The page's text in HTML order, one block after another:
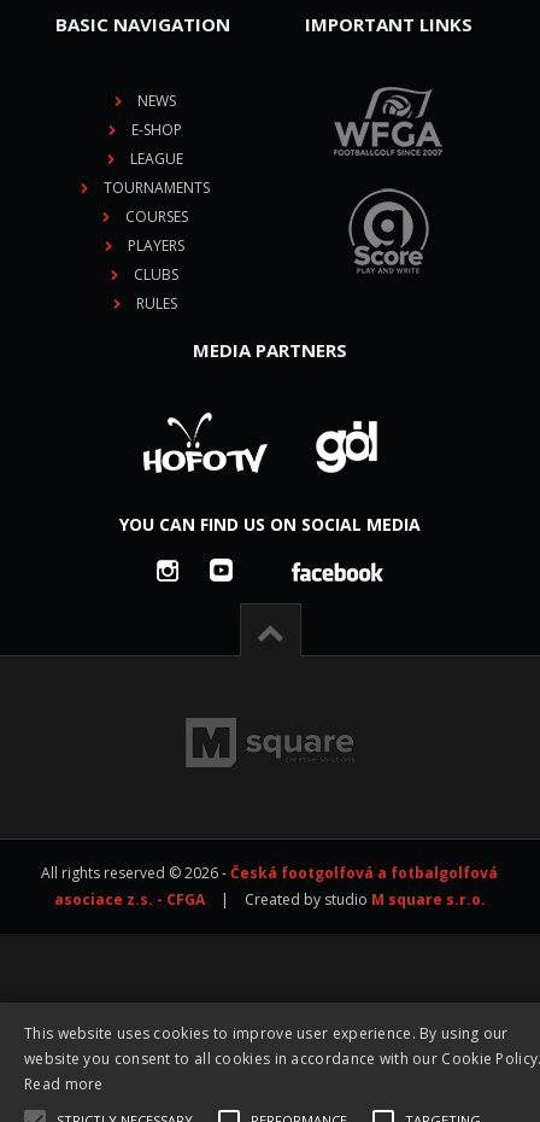
BASIC NAVIGATION
NEWS
E-SHOP
LEAGUE
TOURNAMENTS
COURSES
PLAYERS
CLUBS
RULES
IMPORTANT LINKS
MEDIA PARTNERS
YOU CAN FIND US ON SOCIAL MEDIA
All rights reserved © 2026 -Česká footgolfová a fotbalgolfová
asociace z.s. - CFGA
| Created by studio M square s.r.o.
This website uses cookies to improve user experience. By using our
website you consent to all cookies in accordance with our Cookie
Read more